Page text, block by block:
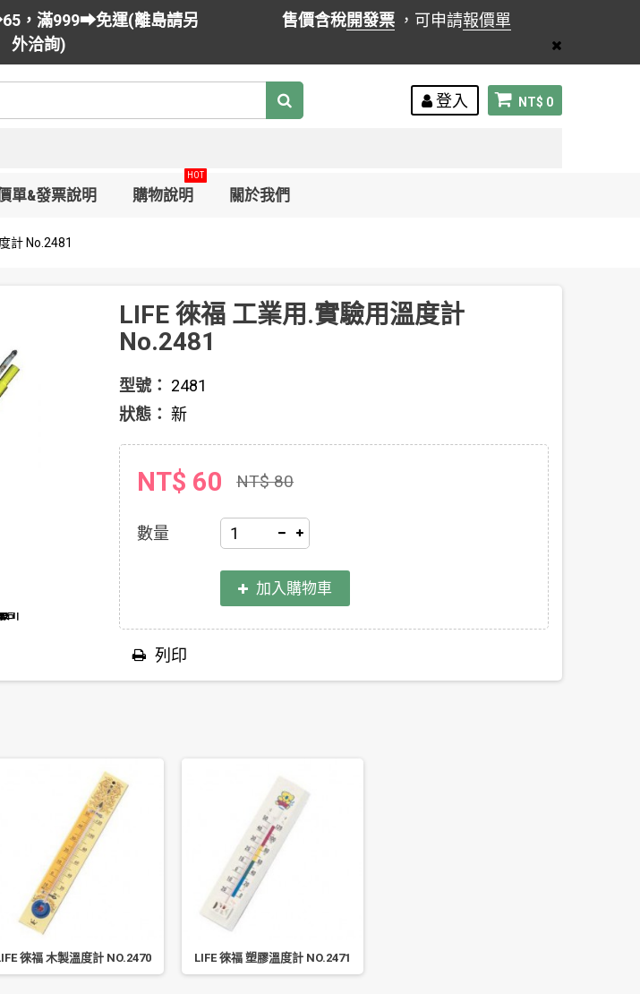
，滿999➡免運(離島請另
外洽詢)
售價含稅開發票 ，可申請報價單
NT$ 0
登入
單&發票說明 購物說明
HOT
關於我們
計 No.2481
LIFE 徠福 工業用.實驗用溫度計
No.2481
型號： 2481
狀態： 新
NT$ 60 NT$ 80
數量
加入購物車
列印
徠福 木製溫度計 NO.2470 LIFE 徠福 塑膠溫度計 NO.2471